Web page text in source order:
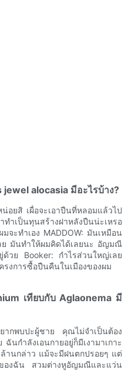
alocasia มีอะไรบ้าง?
อยสิ เผื่อจะเอาปืนที่หลอมแล้วไป
นทุนสร้างฝาหลังปืนน่ะเหรอ
จะทำเอง MADDOW: มันเหมือน
ย มันทำให้ผมคิดได้เลยนะ อัญมณี
ด้วย Booker: กำไรส่วนใหญ่เลย
งการซื้อปืนคืนในเมืองของผม
เทียบกับ Aglaonema มี
ากพบปะผู้ชาย คุณไม่จำเป็นต้อง
นกำลังเอนกายอยู่ก็มีเงามาเกาะ
านกล่าว แม้จะมีฝนตกปรอยๆ แต่
ของฉัน สวมต่างหูอัญมณีและแว่น